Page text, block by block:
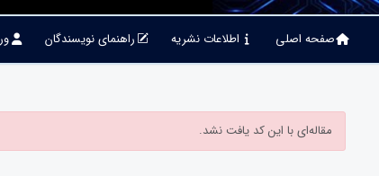
صفحه اصلی اطلاعات نشریه راهنمای نویسندگان
مقاله‌ای با این کد یافت نشد.